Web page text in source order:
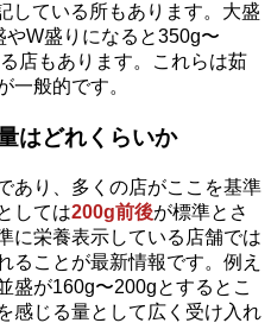
している所もあります。大盛
やW盛りになると350g〜
店もあります。これらは茹
一般的です。
はどれくらいか
あり、多くの店がここを基準
しては200g前後が標準とさ
に栄養表示している店舗では
ることが最新情報です。例え
盛が160g〜200gとするとこ
感じる量として広く受け入れ